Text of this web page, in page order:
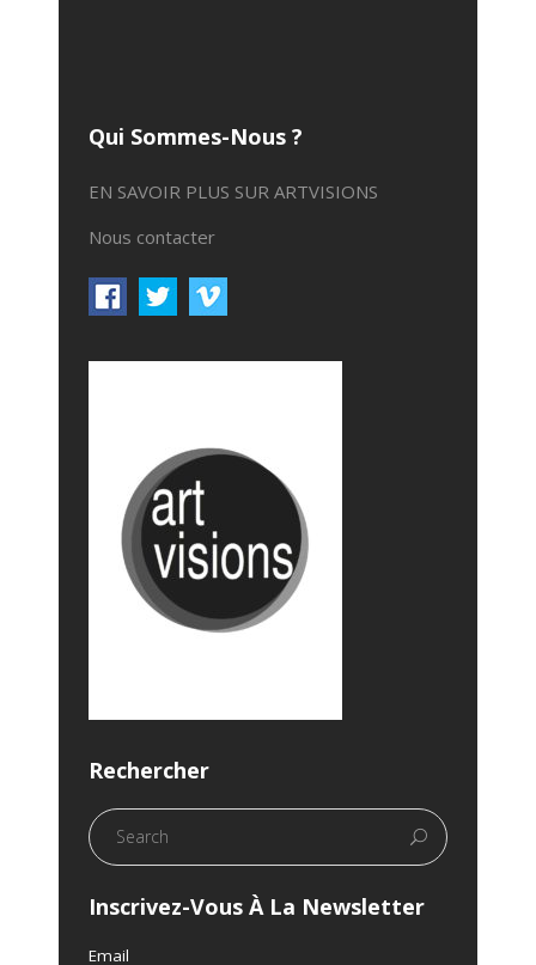
Qui Sommes-Nous ?
EN SAVOIR PLUS SUR ARTVISIONS
Nous contacter
Rechercher
Inscrivez-Vous À La Newsletter
Email